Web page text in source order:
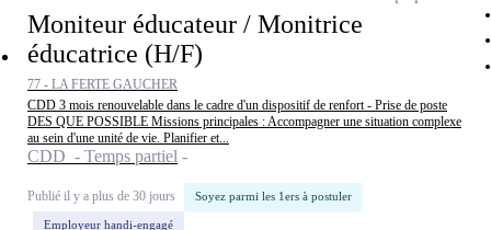
Moniteur éducateur / Monitrice
éducatrice (H/F)
77 - LA FERTE GAUCHER
CDD 3 mois renouvelable dans le cadre d'un dispositif de renfort - Prise de poste
DES QUE POSSIBLE Missions principales : Accompagner une situation complexe
au sein d'une unité de vie. Planifier et...
CDD - Temps partiel
Publié il y a plus de 30 jours Soyez parmi les 1ers à postuler
Employeur handi-engagé